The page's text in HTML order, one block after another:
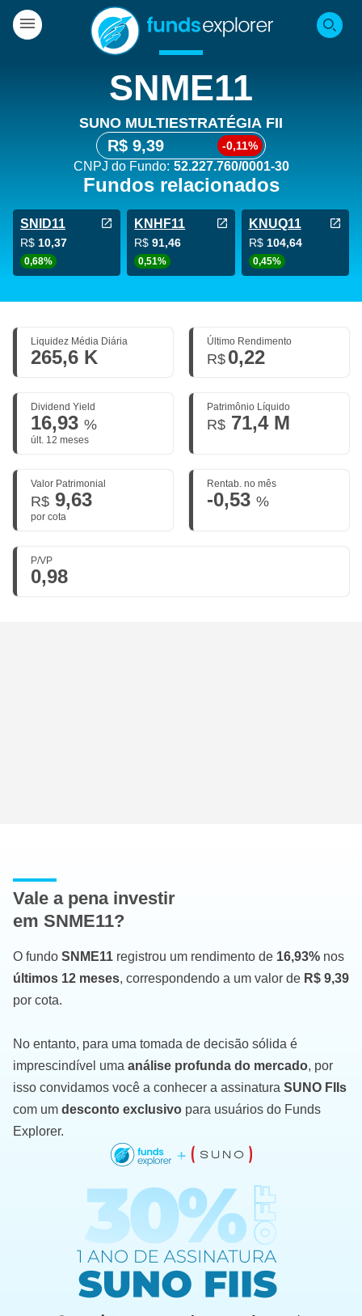
SNME11
SUNO MULTIESTRATÉGIA FII
R$ 9,39 -0,11%
CNPJ do Fundo: 52.227.760/0001-30
Fundos relacionados
SNID11
R$ 10,37
0,68%
KNHF11
R$91,46
0,51%
KNUQ11
R$ 104,64
0,45%
Liquidez Média Diária
265,6 K
Último Rendimento
R$ 0,22
Dividend Yield
16,93 %
últ. 12 meses
Patrimônio Líquido
R$ 71,4 M
Valor Patrimonial
R$ 9,63
por cota
Rentab. no mês
-0,53 %
P/VP
0,98
Vale a pena investir
em SNME11?
O fundo SNME11 registrou um rendimento de 16,93% nos
últimos 12 meses, correspondendo a um valor de R$ 9,39
por cota.
No entanto, para uma tomada de decisão sólida é
imprescindível uma análise profunda do mercado, por
isso convidamos você a conhecer a assinatura SUNO FIIs
com um desconto exclusivo para usuários do Funds
Explorer.